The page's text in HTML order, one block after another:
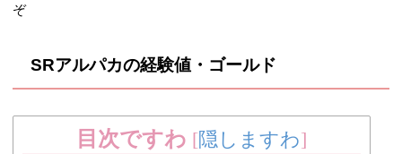
ぞ
SRアルパカの経験値・ゴールド
目次ですわ [隠しますわ]